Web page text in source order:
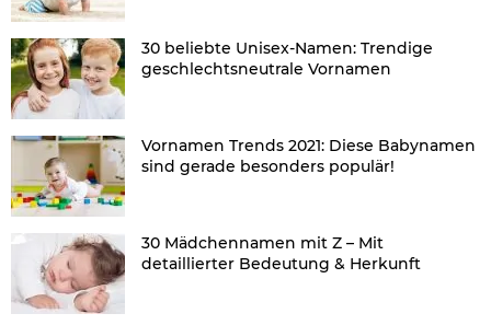
30 beliebte Unisex-Namen: Trendige
geschlechtsneutrale Vornamen
Vornamen Trends 2021: Diese Babynamen
sind gerade besonders populär!
30 Mädchennamen mit Z – Mit
detaillierter Bedeutung & Herkunft